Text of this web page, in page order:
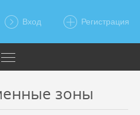
Вход Регистрация
зоны